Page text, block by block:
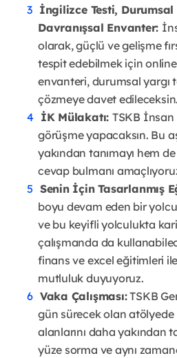
İngilizce Testi, Durumsal
Davranışsal Envanter:
olarak, güçlü ve gelişme
tespit edebilmek için
envanteri, durumsal yargı
çözmeye davet edileceksin.
İK Mülakatı: TSKB İnsan
görüşme yapacaksın. Bu
yakından tanımayı hem
cevap bulmanı
Senin İçin Tasarlanmış
boyu devam eden bir
ve bu keyifli yolculukta
çalışmanda da
finans ve excel eğitimleri
mutluluk duyuyoruz.
Vaka Çalışması:TSKB
gün sürecek olan atölyede
alanlarını daha yakından
yüze sorma ve aynı